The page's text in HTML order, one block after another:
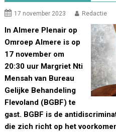
17 november 2023 Redactie
In Almere Plenair op
Omroep Almere is op
17 november om
20:30 uur Margriet Nti
Mensah van Bureau
Gelijke Behandeling
Flevoland (BGBF) te
gast. BGBF is de
die zich richt op het